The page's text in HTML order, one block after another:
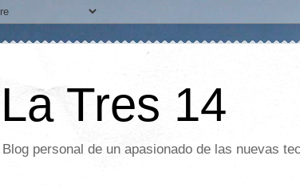
La Tres 14
Blog personal de un apasionado de las nuevas